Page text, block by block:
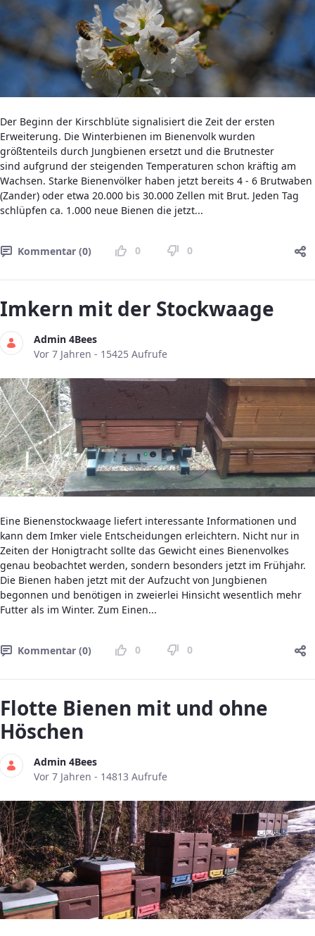
Der Beginn der Kirschblüte signalisiert die Zeit der ersten
Erweiterung. Die Winterbienen im Bienenvolk wurden
größtenteils durch Jungbienen ersetzt und die Brutnester
sind aufgrund der steigenden Temperaturen schon kräftig am
Wachsen. Starke Bienenvölker haben jetzt bereits 4 - 6 Brutwaben
(Zander) oder etwa 20.000 bis 30.000 Zellen mit Brut. Jeden Tag
schlüpfen ca. 1.000 neue Bienen die jetzt...
Kommentar (0) 0 0
Imkern mit der Stockwaage
Admin 4Bees
Publikationsdatum
Vor 7 Jahren - 15425 Aufrufe
Eine Bienenstockwaage liefert interessante Informationen und
kann dem Imker viele Entscheidungen erleichtern. Nicht nur in
Zeiten der Honigtracht sollte das Gewicht eines Bienenvolkes
genau beobachtet werden, sondern besonders jetzt im Frühjahr.
Die Bienen haben jetzt mit der Aufzucht von Jungbienen
begonnen und benötigen in zweierlei Hinsicht wesentlich mehr
Futter als im Winter. Zum Einen...
Kommentar (0) 0 0
Flotte Bienen mit und ohne
Höschen
Admin 4Bees
Publikationsdatum
Vor 7 Jahren - 14813 Aufrufe